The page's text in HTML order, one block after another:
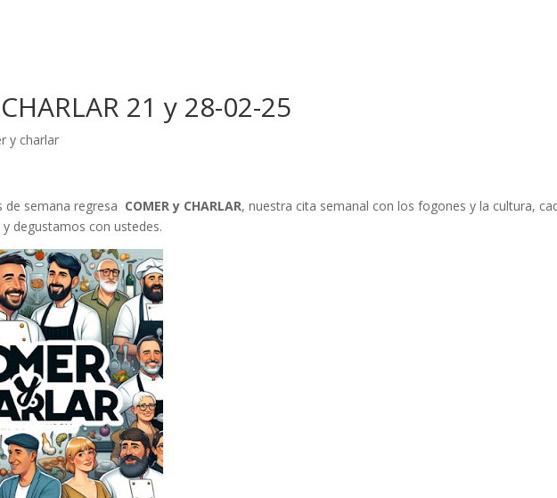
21 y 28-02-25
y charlar
semana regresa COMER y CHARLAR, nuestra cita semanal con los fogones y la cultura,
degustamos con ustedes.